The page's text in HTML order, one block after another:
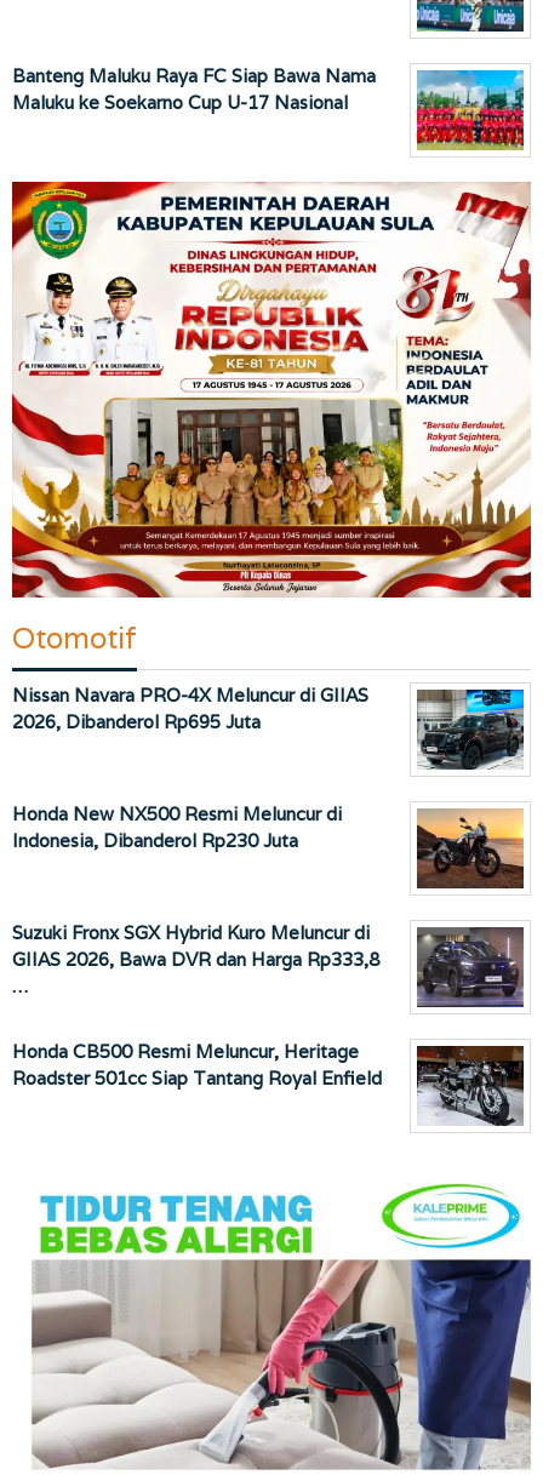
Banteng Maluku Raya FC Siap Bawa Nama
Maluku ke Soekarno Cup U-17 Nasional
Otomotif
Nissan Navara PRO-4X Meluncur di GIIAS
2026, Dibanderol Rp695 Juta
Honda New NX500 Resmi Meluncur di
Indonesia, Dibanderol Rp230 Juta
Suzuki Fronx SGX Hybrid Kuro Meluncur di
GIIAS 2026, Bawa DVR dan Harga Rp333,8
…
Honda CB500 Resmi Meluncur, Heritage
Roadster 501cc Siap Tantang Royal Enfield